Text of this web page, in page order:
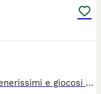
Questi due fratellini piccoli piccoli, tenerissimi e giocosi sono nati in casa il 9 giugno scorso, e stanno crescendo con la loro mamma e i loro fratellini...ma li non possono rimanere... Ne loro, ne i loro fratellini e neppure la mamma... Ora per loro si cerca una famiglia per sempre, ANCHE ADOZIONE SINGOLA, per adozione solo in casa, dopo visita conoscitiva pre affido da parte di volontario. Da Palermo raggiungono tutto il Centro Nord con staffetta autorizzata ASL, vaccinati e con certificato veterinario.